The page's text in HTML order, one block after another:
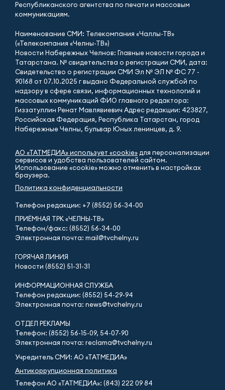
Республиканского агентства по печати и массовым
коммуникациям.
Наименование СМИ: Телекомпания «Чаллы-ТВ»
(«Телекомпания «Челны-ТВ»)
Новости Набережных Челнов: Главные новости города и
Татарстана. № свидетельства о регистрации СМИ, дата:
Свидетельство о регистрации СМИ Эл № ЭЛ № ФС 77 -
90168 от 07.10.2025 г выдано Федеральной службой по
надзору в сфере связи, информационных технологий и
массовых коммуникаций ФИО главного редактора:
Гиззатуллин Ренат Мавлявиевич Адрес редакции: 423827,
Российская Федерация, Республика Татарстан, город
Набережные Челны, бульвар Юных ленинцев, д. 9.
АО «ТАТМЕДИА» использует «cookie»для персонализации
сервисов и удобства пользователей сайтом.
Использование «cookie» можно отменить в настройках
браузера.
Политика конфиденциальности
Телефон редакции: +7 (8552) 56-34-00
ПРИЁМНАЯ ТРК «ЧЕЛНЫ-ТВ»
Телефон/факс: (8552) 56-34-00
Электронная почта: mail@tvchelny.ru
ГОРЯЧАЯ ЛИНИЯ
Новости (8552) 51-31-31
ИНФОРМАЦИОННАЯ СЛУЖБА
Телефон редакции: (8552) 54-29-94
Электронная почта: news@tvchelny.ru
ОТДЕЛ РЕКЛАМЫ
Телефон: (8552) 56-15-09, 54-07-90
Электронная почта: reclama@tvchelny.ru
Учредитель СМИ: АО «ТАТМЕДИА»
Антикоррупционная политика
Телефон АО «ТАТМЕДИА»: (843) 222 09 84